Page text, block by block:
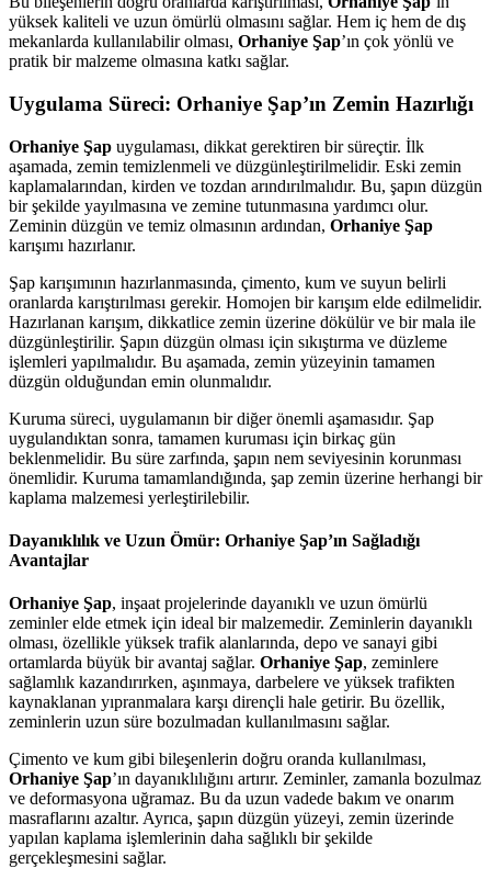
yüksek kaliteli ve uzun ömürlü olmasını sağlar. Hem iç hem de dış
mekanlarda kullanılabilir olması, Orhaniye Şap’ın çok yönlü ve
pratik bir malzeme olmasına katkı sağlar.
Uygulama Süreci: Orhaniye Şap’ın Zemin Hazırlığı
Orhaniye Şap uygulaması, dikkat gerektiren bir süreçtir. İlk
aşamada, zemin temizlenmeli ve düzgünleştirilmelidir. Eski zemin
kaplamalarından, kirden ve tozdan arındırılmalıdır. Bu, şapın düzgün
bir şekilde yayılmasına ve zemine tutunmasına yardımcı olur.
Zeminin düzgün ve temiz olmasının ardından, Orhaniye Şap
karışımı hazırlanır.
Şap karışımının hazırlanmasında, çimento, kum ve suyun belirli
oranlarda karıştırılması gerekir. Homojen bir karışım elde edilmelidir.
Hazırlanan karışım, dikkatlice zemin üzerine dökülür ve bir mala ile
düzgünleştirilir. Şapın düzgün olması için sıkıştırma ve düzleme
işlemleri yapılmalıdır. Bu aşamada, zemin yüzeyinin tamamen
düzgün olduğundan emin olunmalıdır.
Kuruma süreci, uygulamanın bir diğer önemli aşamasıdır. Şap
uygulandıktan sonra, tamamen kuruması için birkaç gün
beklenmelidir. Bu süre zarfında, şapın nem seviyesinin korunması
önemlidir. Kuruma tamamlandığında, şap zemin üzerine herhangi bir
kaplama malzemesi yerleştirilebilir.
Dayanıklılık ve Uzun Ömür: Orhaniye Şap’ın Sağladığı
Avantajlar
Orhaniye Şap, inşaat projelerinde dayanıklı ve uzun ömürlü
zeminler elde etmek için ideal bir malzemedir. Zeminlerin dayanıklı
olması, özellikle yüksek trafik alanlarında, depo ve sanayi gibi
ortamlarda büyük bir avantaj sağlar. Orhaniye Şap, zeminlere
sağlamlık kazandırırken, aşınmaya, darbelere ve yüksek trafikten
kaynaklanan yıpranmalara karşı dirençli hale getirir. Bu özellik,
zeminlerin uzun süre bozulmadan kullanılmasını sağlar.
Çimento ve kum gibi bileşenlerin doğru oranda kullanılması,
Orhaniye Şap’ın dayanıklılığını artırır. Zeminler, zamanla bozulmaz
ve deformasyona uğramaz. Bu da uzun vadede bakım ve onarım
masraflarını azaltır. Ayrıca, şapın düzgün yüzeyi, zemin üzerinde
yapılan kaplama işlemlerinin daha sağlıklı bir şekilde
gerçekleşmesini sağlar.